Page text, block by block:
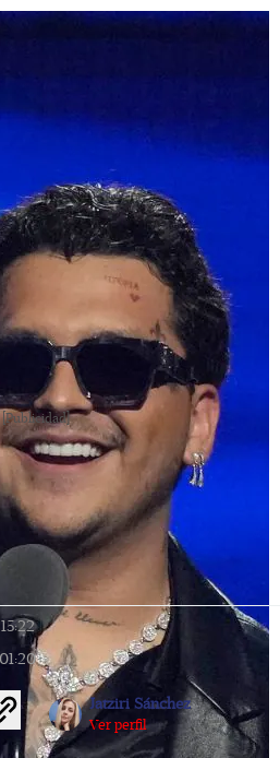
[Publicidad]
15:22 |
01:20
Jatziri Sánchez
Ver perfil